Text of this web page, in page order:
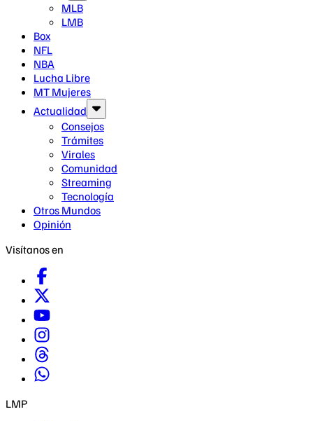
MLB
LMB
Box
NFL
NBA
Lucha Libre
MT Mujeres
Actualidad
Consejos
Trámites
Virales
Comunidad
Streaming
Tecnología
Otros Mundos
Opinión
Visítanos en
LMP